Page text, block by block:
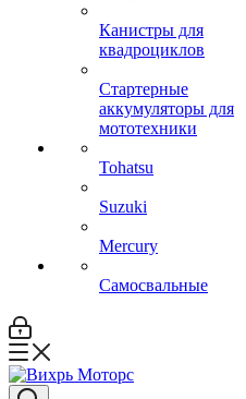
Канистры для
квадроциклов
Стартерные
аккумуляторы для
мототехники
Tohatsu
Suzuki
Mercury
Самосвальные